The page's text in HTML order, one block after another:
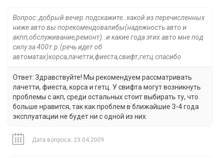
Вопрос: добрый вечер.подскажите..какой из перечисленных
ниже авто вы порекомендовалибы(надежность авто и
акпп,обслуживание,ремонт)..и какие года этих авто мне под
силу за 400т.р.(речь идет об
автоматах)корса,лачетти,фиеста,свифт,гетц.спасибо
Ответ: Здравствуйте! Мы рекомендуем рассматривать
лачетти, фиеста, корса и гетц. У свифта могут возникнуть
проблемы с акп, среди остальных стоит выбирать ту, что
больше нравится, так как проблем в ближайшие 3-4 года
эксплуатации не будет ни с одной из них.
Дата вопроса: 23.04.2009